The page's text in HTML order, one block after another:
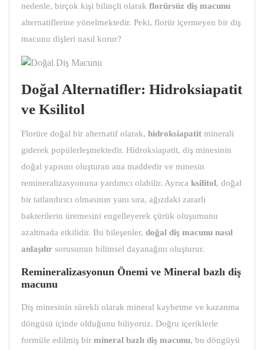
nedenle, birçok kişi bilinçli olarak florürsüz diş macunu
alternatiflerine yönelmektedir. Peki, florür içermeyen bir diş
macunu dişleri nasıl korur?
Doğal Alternatifler: Hidroksiapatit
ve Ksilitol
Florüre doğal bir alternatif olarak, hidroksiapatit minerali
giderek popülerleşmektedir. Hidroksiapatit, diş minesinin
doğal yapısını oluşturan ana maddedir ve minesin
remineralizasyonuna yardımcı olabilir. Ayrıca ksilitol, doğal
bir tatlandırıcı olmasının yanı sıra, ağızdaki zararlı
bakterilerin üremesini engelleyerek çürük oluşumunu
azaltmada etkilidir. Bu bileşenler, doğal diş macunu nasıl
anlaşılır sorusunun bilimsel dayanağını oluşturur.
Remineralizasyonun Önemi ve Mineral bazlı diş
macunu
Diş minesinin sürekli olarak mineral kaybetme ve kazanma
döngüsü içinde olduğunu biliyoruz. Doğru içeriklerle
formüle edilmiş bir mineral bazlı diş macunu, bu döngüyü